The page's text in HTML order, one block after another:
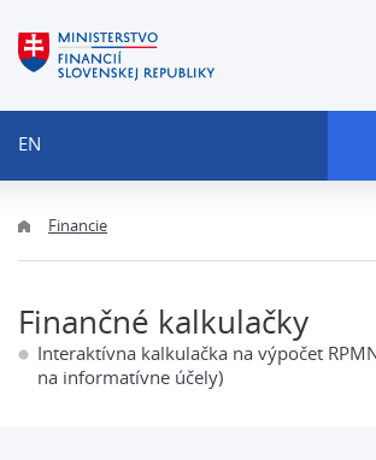
EN
Financie
Finančné kalkulačky
Interaktívna kalkulačka na výpočet
na informatívne účely)